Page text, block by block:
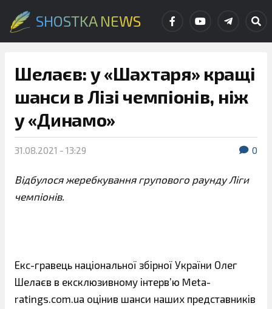
SHOSTKA NEWS
Шелаєв: у «Шахтаря» кращі
шанси в Лізі чемпіонів, ніж
у «Динамо»
31.08.2021 - 13:29 0
Відбулося жеребкування групового раунду Ліги
чемпіонів.
Екс-гравець національної збірної України Олег
Шелаєв в ексклюзивному інтерв’ю Meta-
ratings.com.ua оцінив шанси наших представників